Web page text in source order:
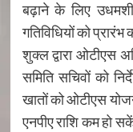
बढ़ाने के लिए
गतिविधियों को
शुक्ल द्वारा ओटीएस
समिति सचिवों को
खातों को ओटीएस
एनपीए राशि कम हो